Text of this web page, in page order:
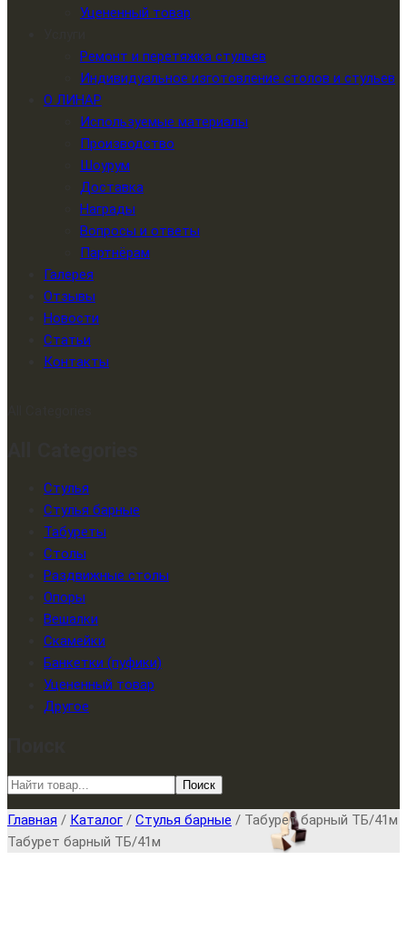
Уцененный товар
Ремонт и перетяжка стульев
Индивидуальное изготовление столов и стульев
О ЛИНАР
Используемые материалы
Производство
Шоурум
Доставка
Награды
Вопросы и ответы
Партнёрам
Галерея
Отзывы
Новости
Статьи
Контакты
Стулья
Стулья барные
Табуреты
Столы
Раздвижные столы
Опоры
Вешалки
Скамейки
Банкетки (пуфики)
Уцененный товар
Другое
Поиск
Главная / Каталог / Стулья барные / Табурет барный ТБ/41м
Табурет барный ТБ/41м